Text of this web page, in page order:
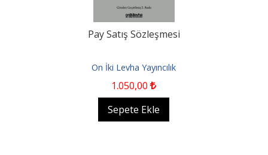
Pay Satış Sözleşmesi
On İki Levha Yayıncılık
1.050,00
Sepete Ekle